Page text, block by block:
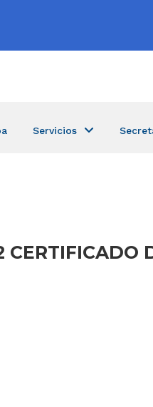
Servicios